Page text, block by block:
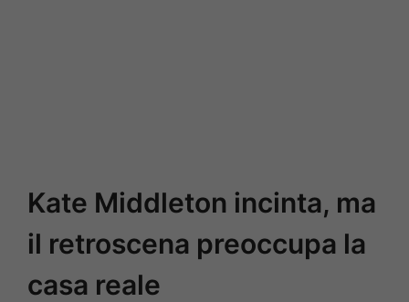
Kate Middleton incinta, ma
il retroscena preoccupa la
casa reale